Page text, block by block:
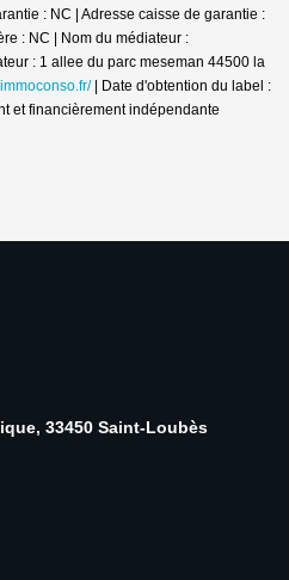
: NC | Adresse caisse de garantie :
: NC | Nom du médiateur :
: 1 allee du parc meseman 44500 la
| Date d'obtention du label :
et financièrement indépendante
33450 Saint-Loubès